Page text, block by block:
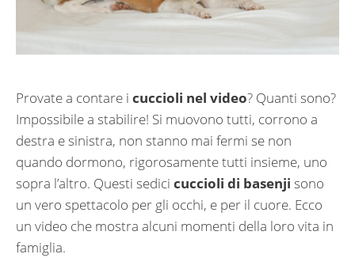
Provate a contare i cuccioli nel video? Quanti sono?
Impossibile a stabilire! Si muovono tutti, corrono a
destra e sinistra, non stanno mai fermi se non
quando dormono, rigorosamente tutti insieme, uno
sopra l’altro. Questi sedici cuccioli di basenji sono
un vero spettacolo per gli occhi, e per il cuore. Ecco
un video che mostra alcuni momenti della loro vita in
famiglia.